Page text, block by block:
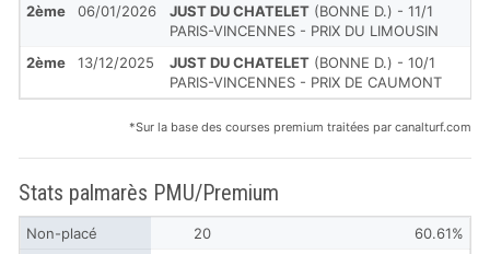
2ème
06/01/2026 JUST DU CHATELET (BONNE D.) - 11/1
PARIS-VINCENNES - PRIX DU LIMOUSIN
2ème
13/12/2025 JUST DU CHATELET (BONNE D.) - 10/1
PARIS-VINCENNES - PRIX DE CAUMONT
*Sur la base des courses premium traitées par canalturf.com
Stats palmarès PMU/Premium
Non-placé 20
60.61%